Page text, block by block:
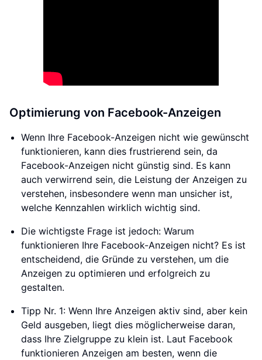
Optimierung von Facebook-Anzeigen
Wenn Ihre Facebook-Anzeigen nicht wie gewünscht
funktionieren, kann dies frustrierend sein, da
Facebook-Anzeigen nicht günstig sind. Es kann
auch verwirrend sein, die Leistung der Anzeigen zu
verstehen, insbesondere wenn man unsicher ist,
welche Kennzahlen wirklich wichtig sind.
Die wichtigste Frage ist jedoch: Warum
funktionieren Ihre Facebook-Anzeigen nicht? Es ist
entscheidend, die Gründe zu verstehen, um die
Anzeigen zu optimieren und erfolgreich zu
gestalten.
Tipp Nr. 1: Wenn Ihre Anzeigen aktiv sind, aber kein
Geld ausgeben, liegt dies möglicherweise daran,
dass Ihre Zielgruppe zu klein ist. Laut Facebook
funktionieren Anzeigen am besten, wenn die